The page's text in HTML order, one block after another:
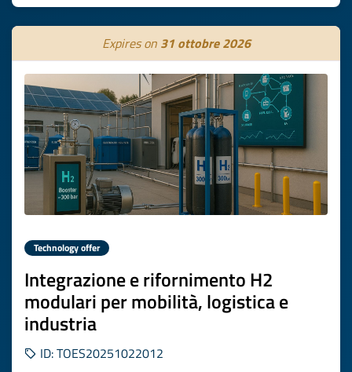
Expires on 31 ottobre 2026
Technology offer
Integrazione e rifornimento H2
modulari per mobilità, logistica e
industria
ID: TOES20251022012